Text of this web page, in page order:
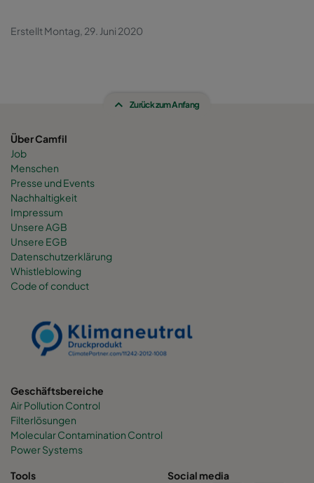
Erstellt Montag, 29. Juni 2020
Zurück zum Anfang
Über Camfil
Job
Menschen
Presse und Events
Nachhaltigkeit
Impressum
Unsere AGB
Unsere EGB
Datenschutzerklärung
Whistleblowing
Code of conduct
Geschäftsbereiche
Air Pollution Control
Filterlösungen
Molecular Contamination Control
Power Systems
Tools
Social media